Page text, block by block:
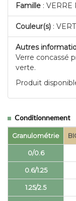
Famille : VERRE
Couleur(s) : VERT
Autres
Verre concassé
verte.
Produit
Conditionnement
Granulométrie
0/0.6
0.6/1.25
1.25/2.5